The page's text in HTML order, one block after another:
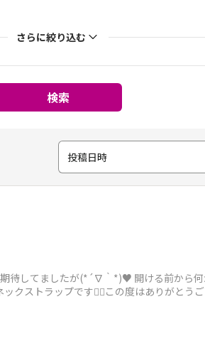
さらに絞り込む
検索
投稿日時
待してましたが(*´∇｀*)♥️ 開ける前から
ストラップです🙇‍♀️この度はありがとう